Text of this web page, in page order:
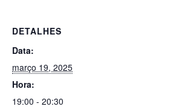
DETALHES
Data:
março 19, 2025
Hora:
19:00 - 20:30